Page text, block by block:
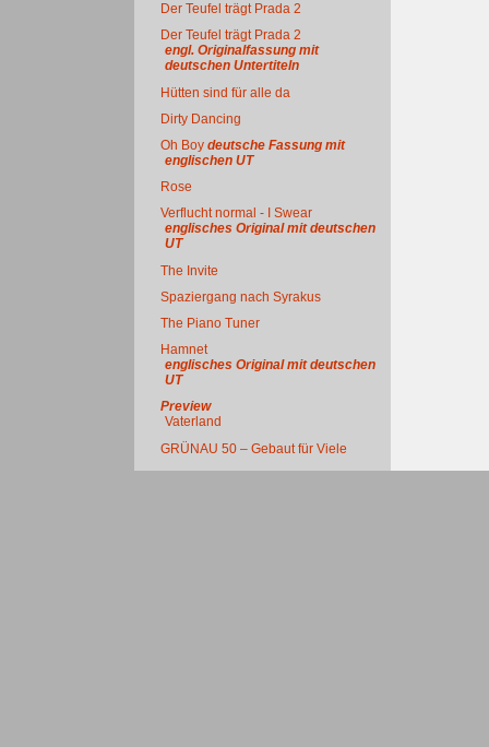
Der Teufel trägt Prada 2
Der Teufel trägt Prada 2
engl. Originalfassung mit
deutschen Untertiteln
Hütten sind für alle da
Dirty Dancing
Oh Boydeutsche Fassung mit
englischen UT
Rose
Verflucht normal - I Swear
englisches Original mit deutschen
UT
The Invite
Spaziergang nach Syrakus
The Piano Tuner
Hamnet
englisches Original mit deutschen
UT
Preview
Vaterland
GRÜNAU 50 – Gebaut für Viele